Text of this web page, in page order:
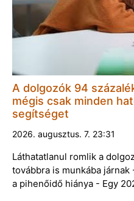
A dolgozók 94
mégis csak minden
segítséget
2026. augusztus. 7. 23:31
Láthatatlanul romlik a
továbbra is munkába
a pihenőidő hiánya - Egy